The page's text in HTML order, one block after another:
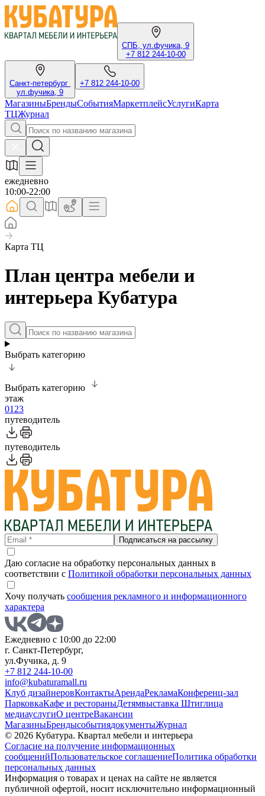
СПБ, ул.фучика, 9
+7 812 244-10-00
Санкт-петербург
ул.фучика, 9
+7 812 244-10-00
МагазиныБрендыСобытияМаркетплейсУслугиКарта
ТЦЖурнал
ежедневно
10:00-22:00
Карта ТЦ
План центра мебели и
интерьера Кубатура
Выбрать категорию
Выбрать категорию
этаж
01 23
путеводитель
путеводитель
Подписаться на рассылку
Даю согласие на обработку персональных данных в
соответствии с Политикой обработки персональных данных
Хочу получать сообщения рекламного и информационного
характера
Ежедневно с 10:00 до 22:00
г. Санкт-Петербург,
ул.Фучика, д. 9
+7 812 244-10-00
info@kubaturamall.ru
Клуб дизайнеровКонтактыАрендаРекламаКонференц-зал
ПарковкаКафе и рестораныДетямвыставка Штиглица
медиауслугиО центреВакансии
МагазиныБрендысобытиядокументыЖурнал
© 2026 Кубатура. Квартал мебели и интерьера
Согласие на получение информационных
сообщенийПользовательское соглашениеПолитика обработки
персональных данных
Информация о товарах и ценах на сайте не является
публичной офертой, носит исключительно информационный